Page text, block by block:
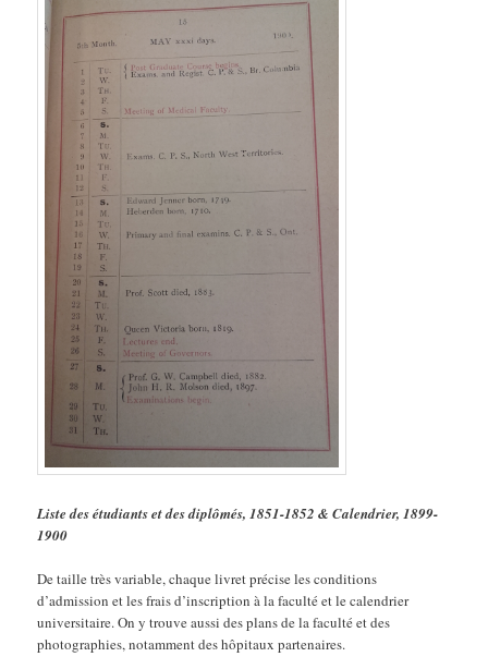
Liste des étudiants et des diplômés, 1851-1852 & Calendrier, 1899-
1900
De taille très variable, chaque livret précise les conditions
d’admission et les frais d’inscription à la faculté et le calendrier
universitaire. On y trouve aussi des plans de la faculté et des
photographies, notamment des hôpitaux partenaires.